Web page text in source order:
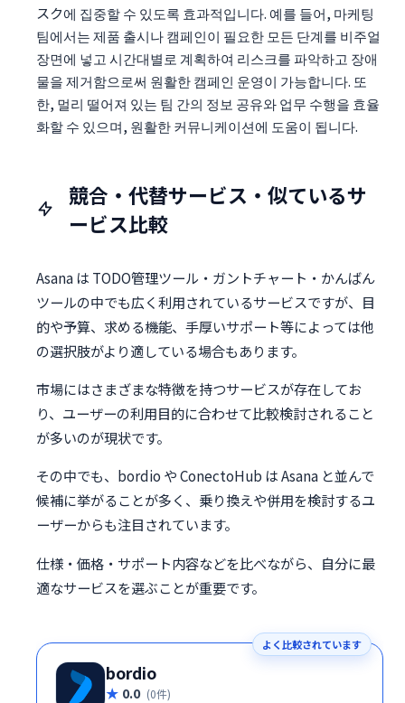
スク에 집중할 수 있도록 효과적입니다. 예를 들어, 마케팅
팀에서는 제품 출시나 캠페인이 필요한 모든 단계를 비주얼
장면에 넣고 시간대별로 계획하여 리스크를 파악하고 장애
물을 제거함으로써 원활한 캠페인 운영이 가능합니다. 또
한, 멀리 떨어져 있는 팀 간의 정보 공유와 업무 수행을 효율
화할 수 있으며, 원활한 커뮤니케이션에 도움이 됩니다.
競合・代替サービス・似ているサ
ービス比較
Asana は TODO管理ツール・ガントチャート・かんばん
ツールの中でも広く利用されているサービスですが、目
的や予算、求める機能、手厚いサポート等によっては他
の選択肢がより適している場合もあります。
市場にはさまざまな特徴を持つサービスが存在してお
り、ユーザーの利用目的に合わせて比較検討されること
が多いのが現状です。
その中でも、bordio や ConectoHub は Asana と並んで
候補に挙がることが多く、乗り換えや併用を検討するユ
ーザーからも注目されています。
仕様・価格・サポート内容などを比べながら、自分に最
適なサービスを選ぶことが重要です。
よく比較されています
bordio
0.0 (0件)